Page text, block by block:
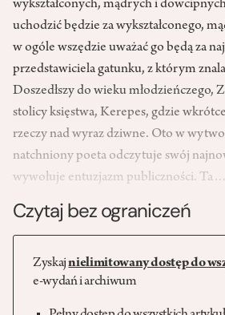
wykształconych, mądrych i
uchodzić będzie za wykształconego,
w ogóle wszędzie uważać go będą za
przedstawiciela gatunku, z którym
Doszedłszy do wieku młodzieńczego,
stolicy księstwa, Kerepes, gdzie
rzeczy nad wyraz dziwne. Oto w
natchniony poeta odczytuje swój
wywołuje entuzjazm publiczności. Ta…
Czytaj bez ograniczeń
Zyskajnielimitowany dostęp do
e-wydań i archiwum